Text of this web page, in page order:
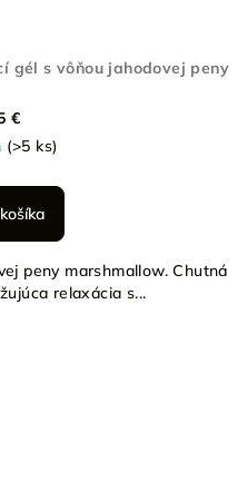
gél s vôňou jahodovej peny
€
(>5 ks)
peny marshmallow. Chutná
relaxácia s...